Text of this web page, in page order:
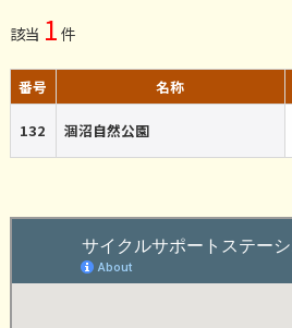
該当 1 件
番号 名称
132 涸沼自然公園